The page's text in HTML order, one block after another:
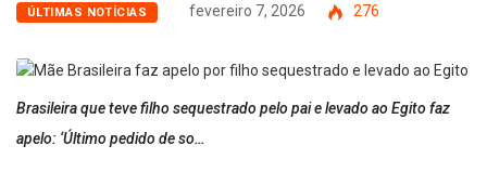
ÚLTIMAS NOTÍCIAS fevereiro 7, 2026 276
Brasileira que teve filho sequestrado pelo pai e levado ao Egito faz
apelo: ‘Último pedido de so…